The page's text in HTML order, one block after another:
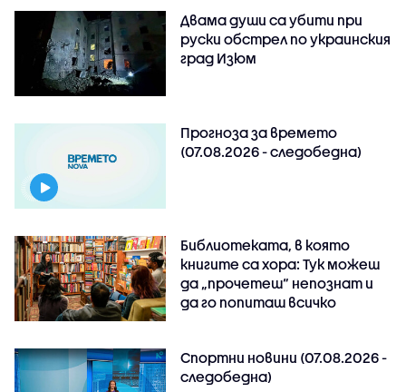
Двама души са убити при
руски обстрeл по украинския
град Изюм
Прогноза за времето
(07.08.2026 - следобедна)
Библиотеката, в която
книгите са хора: Тук можеш
да „прочетеш“ непознат и
да го попиташ всичко
Спортни новини (07.08.2026 -
следобедна)